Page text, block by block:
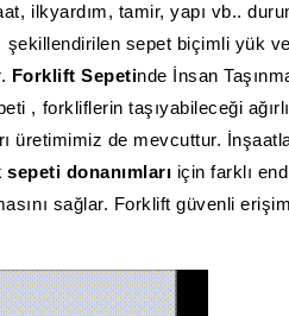
ilkyardım, tamir, yapı vb..
şekillendirilen sepet biçimli yük ve
Forklift Sepetinde İnsan
, forkliflerin taşıyabileceği
üretimimiz de mevcuttur.
donanımları için farklı
sağlar. Forklift güvenli